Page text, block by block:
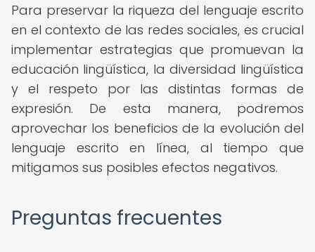
Para preservar la riqueza del lenguaje escrito
en el contexto de las redes sociales, es crucial
implementar estrategias que promuevan la
educación lingüística, la diversidad lingüística
y el respeto por las distintas formas de
expresión. De esta manera, podremos
aprovechar los beneficios de la evolución del
lenguaje escrito en línea, al tiempo que
mitigamos sus posibles efectos negativos.
Preguntas frecuentes